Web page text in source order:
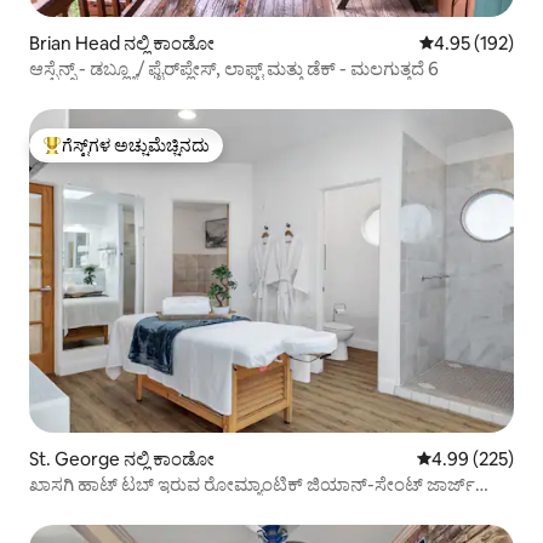
Brian Head ನಲ್ಲಿ ಕಾಂಡೋ 5 ರಲ್ಲಿ 4.95
4.95 (192)
ಆಸ್ಪೆನ್ಸ್ - ಡಬ್ಲ್ಯೂ/ ಫೈರ್‌ಪ್ಲೇಸ್, ಲಾಫ್ಟ್ ಮತ್ತು ಡೆಕ್ - ಮಲಗುತ್ತದೆ 6
ಗೆಸ್ಟ್‌ಗಳಿಗೆ ಅತಿ ಹೆಚ್ಚು ಅಚ್ಚುಮೆಚ್ಚಿನದು
ಗೆಸ್ಟ್‌ಗಳ ಅಚ್ಚುಮೆಚ್ಚಿನದು
St. George ನಲ್ಲಿ ಕಾಂಡೋ 5 ರಲ್ಲಿ 4.99
4.99 (225)
ಖಾಸಗಿ ಹಾಟ್ ಟಬ್ ‌ಇರುವ ರೋಮ್ಯಾಂಟಿಕ್ ಜಿಯಾನ್-ಸೇಂಟ್ ಜಾರ್ಜ್